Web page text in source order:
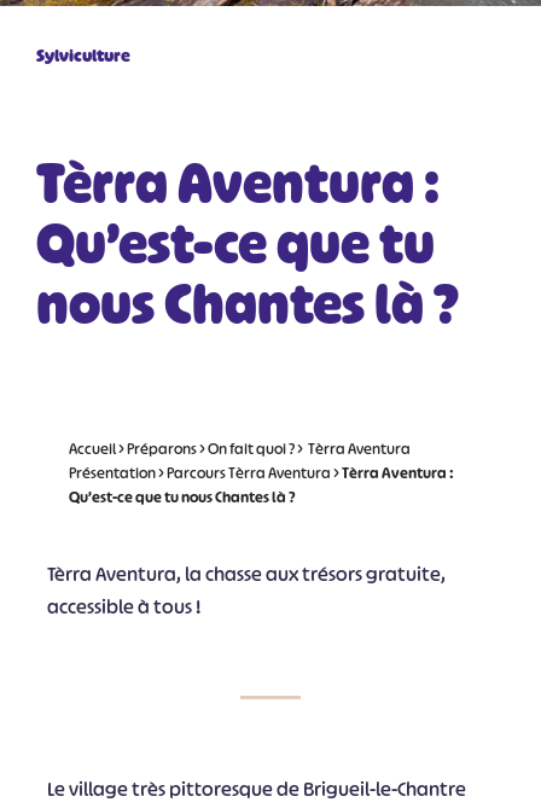
Sylviculture
Tèrra Aventura :
Qu’est-ce que tu
nous Chantes là ?
Accueil>Préparons>On fait quoi ?> Tèrra Aventura
Présentation>Parcours Tèrra Aventura>Tèrra Aventura :
Qu’est-ce que tu nous Chantes là ?
Tèrra Aventura, la chasse aux trésors gratuite,
accessible à tous !
Le village très pittoresque de Brigueil-le-Chantre